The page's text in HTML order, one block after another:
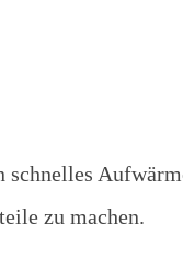
zu machen.